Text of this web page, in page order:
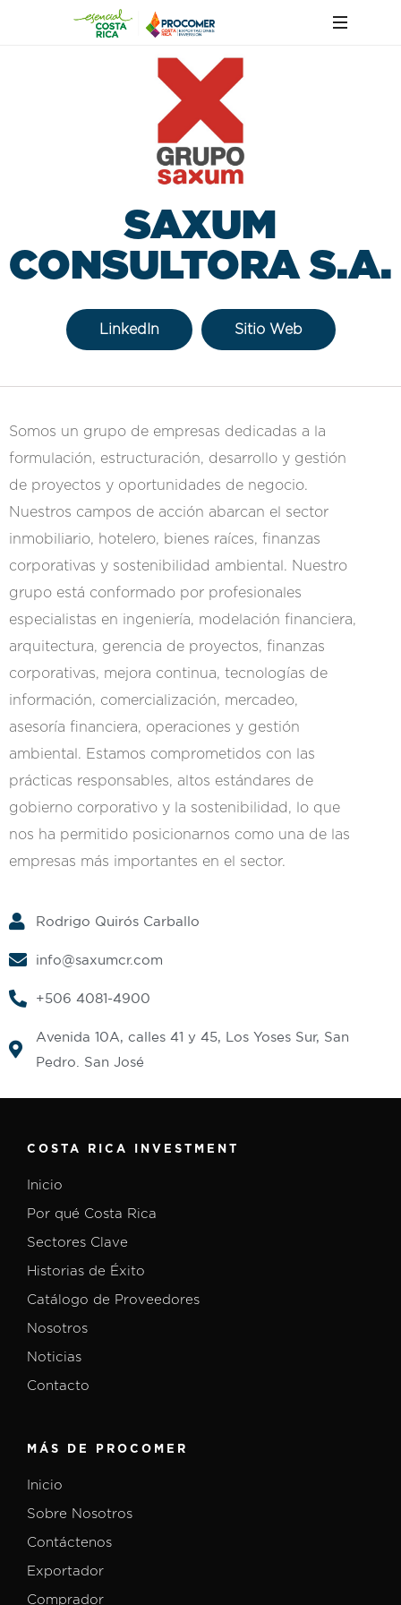
SAXUM
CONSULTORA S.A.
LinkedIn Sitio Web
Somos un grupo de empresas dedicadas a la
formulación, estructuración, desarrollo y gestión
de proyectos y oportunidades de negocio.
Nuestros campos de acción abarcan el sector
inmobiliario, hotelero, bienes raíces, finanzas
corporativas y sostenibilidad ambiental. Nuestro
grupo está conformado por profesionales
especialistas en ingeniería, modelación financiera,
arquitectura, gerencia de proyectos, finanzas
corporativas, mejora continua, tecnologías de
información, comercialización, mercadeo,
asesoría financiera, operaciones y gestión
ambiental. Estamos comprometidos con las
prácticas responsables, altos estándares de
gobierno corporativo y la sostenibilidad, lo que
nos ha permitido posicionarnos como una de las
empresas más importantes en el sector.
Rodrigo Quirós Carballo
info@saxumcr.com
+506 4081-4900
Avenida 10A, calles 41 y 45, Los Yoses Sur, San
Pedro. San José
COSTA RICA INVESTMENT
Inicio
Por qué Costa Rica
Sectores Clave
Historias de Éxito
Catálogo de Proveedores
Nosotros
Noticias
Contacto
MÁS DE PROCOMER
Inicio
Sobre Nosotros
Contáctenos
Exportador
Comprador